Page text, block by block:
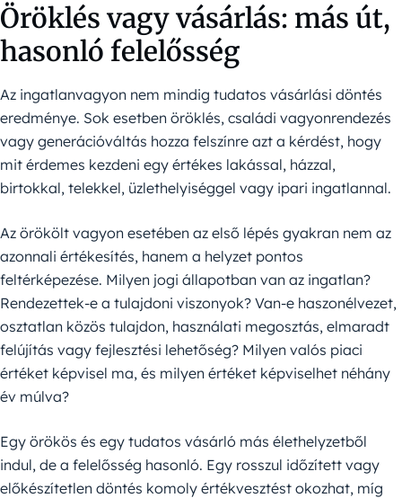
Öröklés vagy vásárlás: más út,
hasonló felelősség
Az ingatlanvagyon nem mindig tudatos vásárlási döntés
eredménye. Sok esetben öröklés, családi vagyonrendezés
vagy generációváltás hozza felszínre azt a kérdést, hogy
mit érdemes kezdeni egy értékes lakással, házzal,
birtokkal, telekkel, üzlethelyiséggel vagy ipari ingatlannal.
Az örökölt vagyon esetében az első lépés gyakran nem az
azonnali értékesítés, hanem a helyzet pontos
feltérképezése. Milyen jogi állapotban van az ingatlan?
Rendezettek-e a tulajdoni viszonyok? Van-e haszonélvezet,
osztatlan közös tulajdon, használati megosztás, elmaradt
felújítás vagy fejlesztési lehetőség? Milyen valós piaci
értéket képvisel ma, és milyen értéket képviselhet néhány
év múlva?
Egy örökös és egy tudatos vásárló más élethelyzetből
indul, de a felelősség hasonló. Egy rosszul időzített vagy
előkészítetlen döntés komoly értékvesztést okozhat, míg